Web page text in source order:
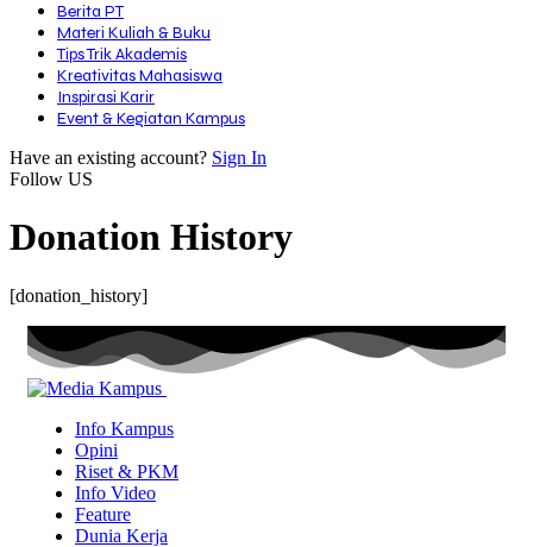
Berita PT
Materi Kuliah & Buku
Tips Trik Akademis
Kreativitas Mahasiswa
Inspirasi Karir
Event & Kegiatan Kampus
Have an existing account? Sign In
Follow US
Donation History
[donation_history]
Info Kampus
Opini
Riset & PKM
Info Video
Feature
Dunia Kerja